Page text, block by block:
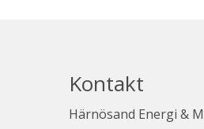
Kontakt
Härnösand Energi &